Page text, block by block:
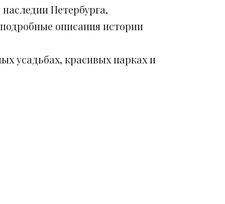
Петербурга,
описания истории
усадьбах, красивых парках и